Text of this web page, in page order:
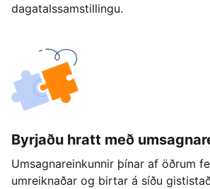
dagatalssamstillingu.
Byrjaðu hratt með
Umsagnareinkunnir þínar af öðrum
umreiknaðar og birtar á síðu